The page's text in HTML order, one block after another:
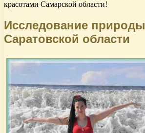
красотами Самарской области!
Исследование природы
Саратовской области